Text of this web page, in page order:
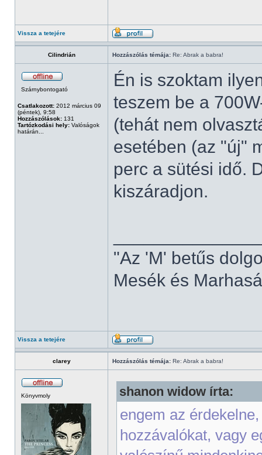
Vissza a tetejére
Cilindrián Hozzászólás témája: Re: Abrak a babra!
Szárnybontogató
Csatlakozott: 2012 március 09
(péntek), 9:58
Hozzászólások: 131
Tartózkodási hely: Valóságok
határán...
Én is szoktam
teszem be a
(tehát nem
esetében (az "új"
perc a sütési idő.
kiszáradjon.
"Az 'M' betűs
Mesék és
Vissza a tetejére
clarey Hozzászólás témája: Re: Abrak a babra!
Könyvmoly shanon widow írta:
engem az
hozzávalókat, vagy